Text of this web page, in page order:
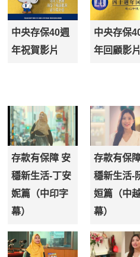
中央存保40週
年祝賀影片
中央存保
年回顧影片
存款有保障 安
穩新生活-丁安
妮篇（中印字
幕）
存款有保
穩新生活-
姮篇（中
幕）